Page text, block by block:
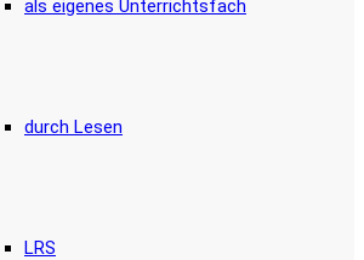
als eigenes Unterrichtsfach
durch Lesen
LRS